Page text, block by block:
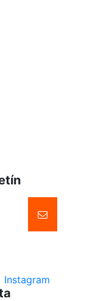
Instagram